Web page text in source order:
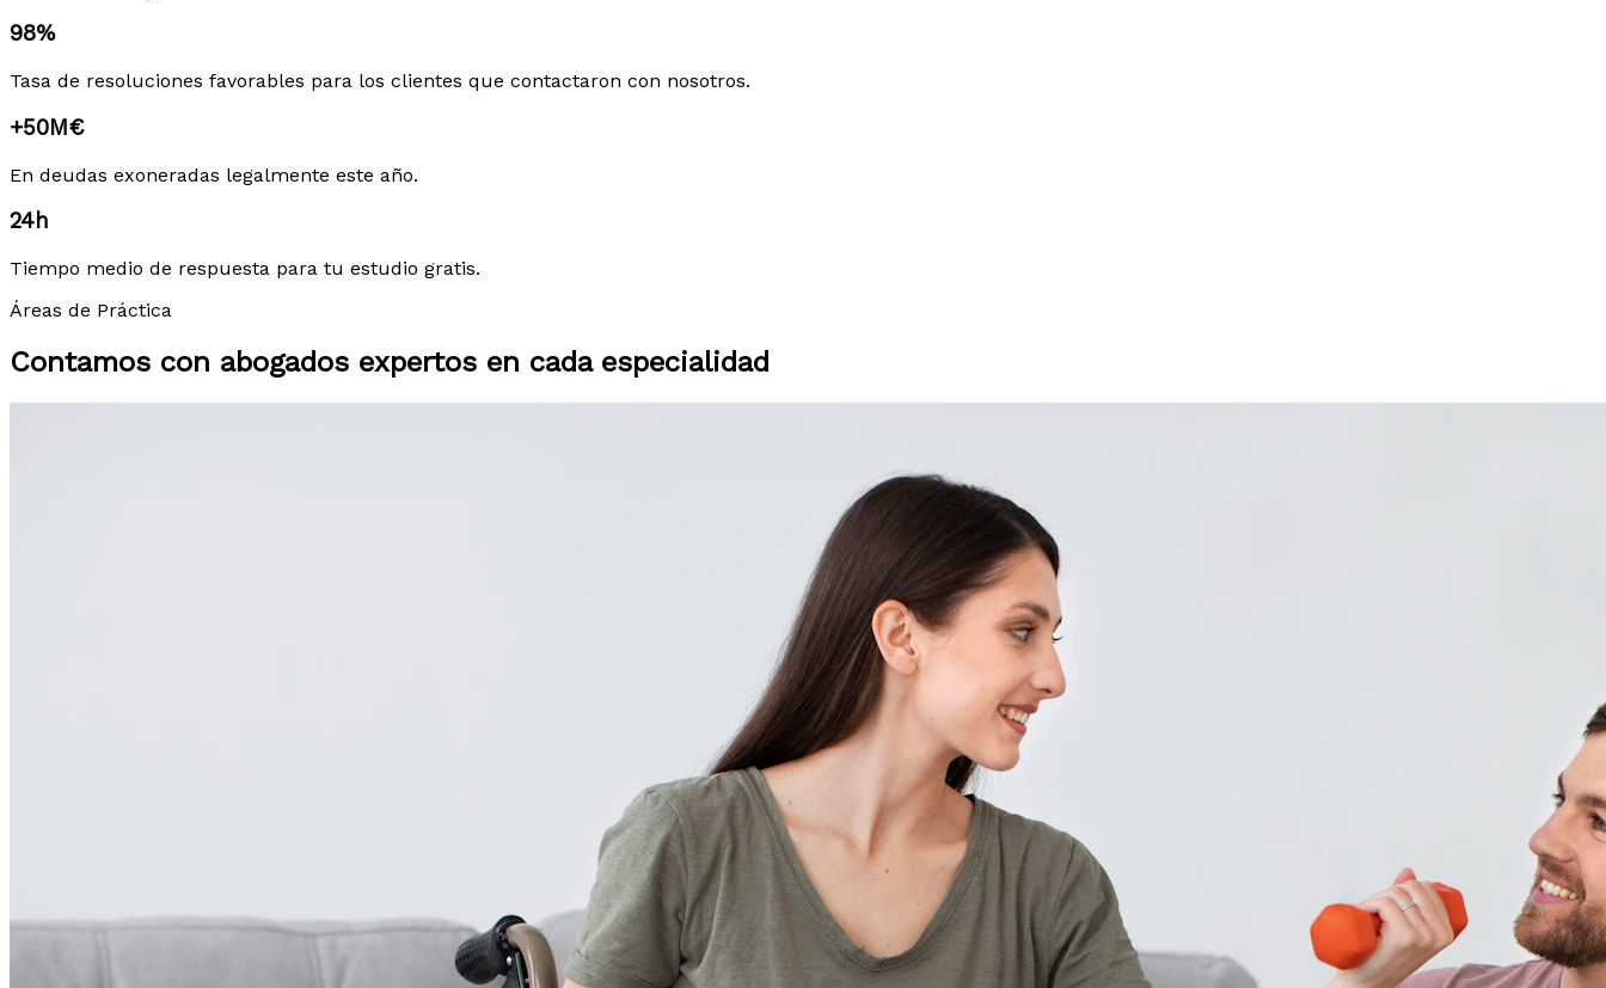
98%
Tasa de resoluciones favorables para los clientes que contactaron con nosotros.
+50M€
En deudas exoneradas legalmente este año.
24h
Tiempo medio de respuesta para tu estudio gratis.
Áreas de Práctica
Contamos con abogados expertos en cada especialidad